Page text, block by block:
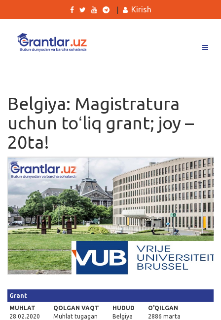
Ishlar
Kurslar
Blog
Yana
Qidirish
Kirish
Kirish
Belgiya: Magistratura
uchun toʻliq grant; joy –
20ta!
Grant
MUHLAT
28.02.2020
QOLGAN VAQT
Muhlat tugagan
HUDUD
Belgiya
O'QILGAN
2886 marta